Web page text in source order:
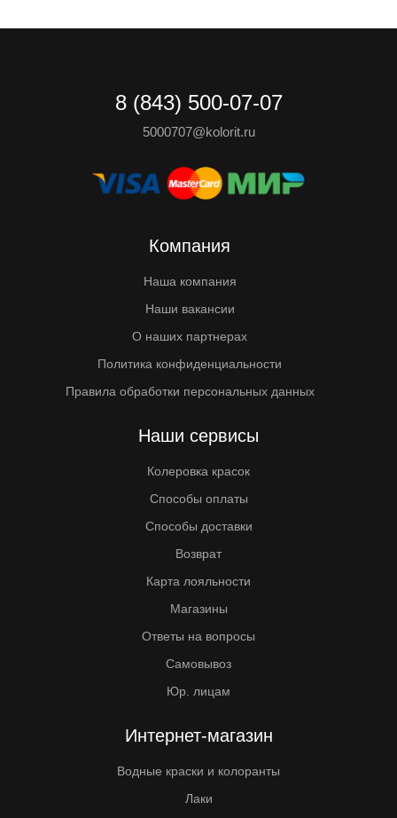
8 (843) 500-07-07
5000707@kolorit.ru
Компания
Наша компания
Наши вакансии
О наших партнерах
Политика конфиденциальности
Правила обработки персональных данных
Наши сервисы
Колеровка красок
Способы оплаты
Способы доставки
Возврат
Карта лояльности
Магазины
Ответы на вопросы
Самовывоз
Юр. лицам
Интернет-магазин
Водные краски и колоранты
Лаки